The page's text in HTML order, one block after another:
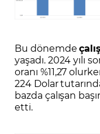
Bu dönemde
yaşadı. 2024 yılı
oranı %11,27
224 Dolar
bazda çalışan
etti.